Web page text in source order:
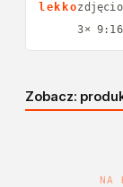
lekko
3× 9:16
Zobacz:
NA